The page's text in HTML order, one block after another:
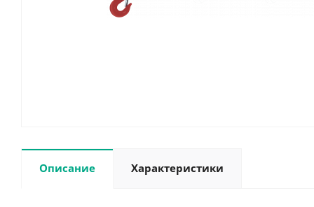
Описание Характеристики